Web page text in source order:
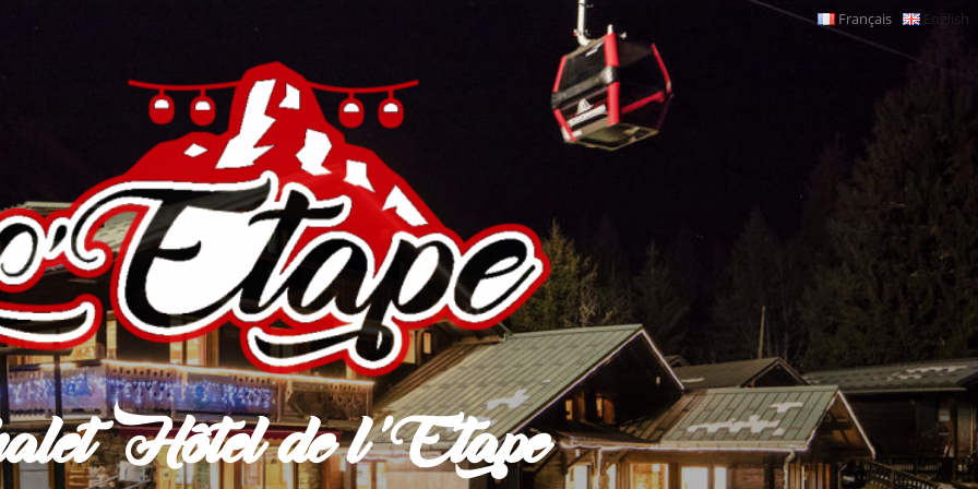
Hôtel de l'Etape
Français English